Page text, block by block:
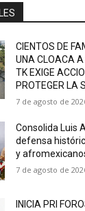
CIENTOS DE
UNA CLOACA A
TK EXIGE
PROTEGER LA
7 de agosto de
Consolida Luis
defensa
y
7 de agosto de
INICIA PRI